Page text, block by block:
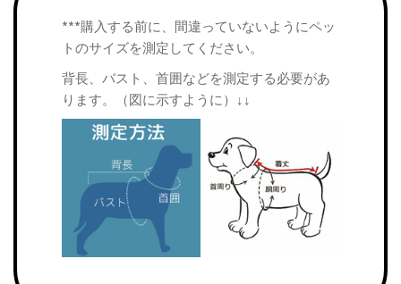
***購入する前に、間違っていないようにペッ
トのサイズを測定してください。
背長、バスト、首囲などを測定する必要があ
ります。（図に示すように）↓↓